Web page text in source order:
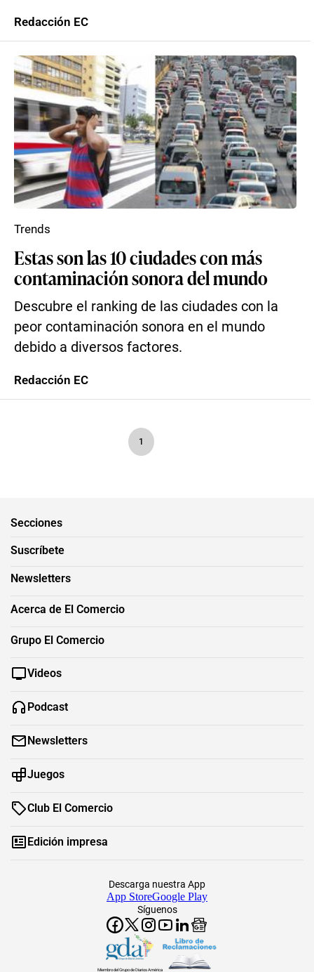
Redacción EC
Estas son las 10 ciudades con más
contaminación sonora del mundo
Descubre el ranking de las ciudades con la
peor contaminación sonora en el mundo
debido a diversos factores.
Trends
Redacción EC
1
Secciones
Suscríbete
Newsletters
Acerca de El Comercio
Grupo El Comercio
Videos
Podcast
Newsletters
Juegos
Club El Comercio
Edición impresa
Síguenos
Descarga nuestra App
App StoreGoogle Play
Miembro del Grupo de Diarios América